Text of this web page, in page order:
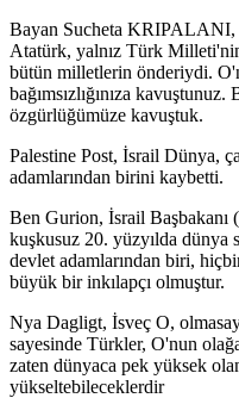
Bayan Sucheta KRIPALANI,
Atatürk, yalnız Türk
bütün milletlerin önderiydi.
bağımsızlığınıza
özgürlüğümüze kavuştuk.
Palestine Post, İsrail Dünya,
adamlarından birini kaybetti.
Ben Gurion, İsrail
kuşkusuz 20. yüzyılda dünya
devlet adamlarından biri,
büyük bir inkılapçı olmuştur.
Nya Dagligt, İsveç O,
sayesinde Türkler, O'nun
zaten dünyaca pek yüksek
yükseltebileceklerdir